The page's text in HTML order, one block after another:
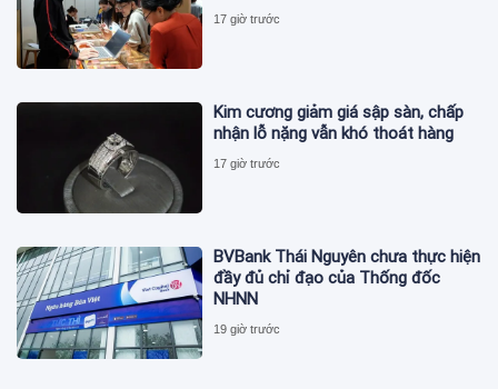
17 giờ trước
Kim cương giảm giá sập sàn, chấp
nhận lỗ nặng vẫn khó thoát hàng
17 giờ trước
BVBank Thái Nguyên chưa thực hiện
đầy đủ chỉ đạo của Thống đốc
NHNN
19 giờ trước